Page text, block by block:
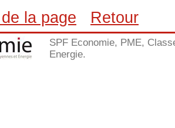
la page Retour
SPF Economie, PME,
Energie.